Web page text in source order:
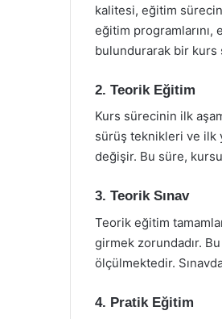
kalitesi, eğitim
eğitim programlarını,
bulundurarak bir kurs
2. Teorik Eğitim
Kurs sürecinin ilk
sürüş teknikleri ve ilk
değişir. Bu süre,
3. Teorik Sınav
Teorik eğitim
girmek zorundadır.
ölçülmektedir.
4. Pratik Eğitim